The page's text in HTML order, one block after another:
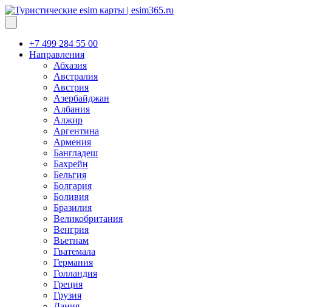
+7 499 284 55 00
Направления
Абхазия
Австралия
Австрия
Азербайджан
Албания
Алжир
Аргентина
Армения
Бангладеш
Бахрейн
Бельгия
Болгария
Боливия
Бразилия
Великобритания
Венгрия
Вьетнам
Гватемала
Германия
Голландия
Греция
Грузия